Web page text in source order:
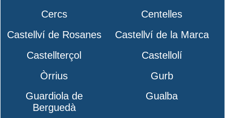
Cercs
Centelles
Castellví de Rosanes
Castellví de la Marca
Castellterçol
Castellolí
Òrrius
Gurb
Guardiola de
Berguedà
Gualba